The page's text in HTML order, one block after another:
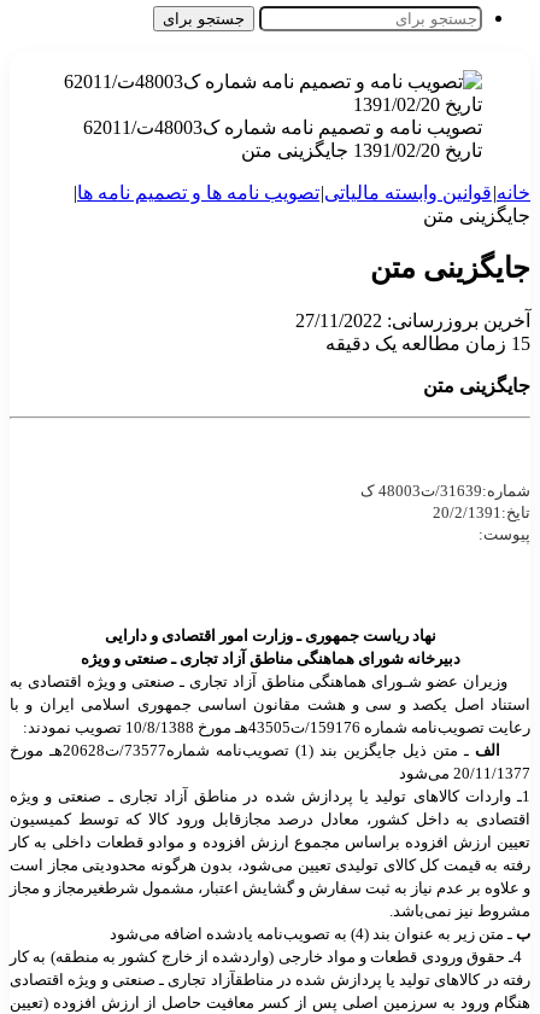
جستجو برای
تصویب نامه و تصمیم نامه شماره ک48003ت/62011
تاریخ 1391/02/20 جایگزینی متن
خانه|قوانین وابسته مالیاتی|تصویب نامه ها و تصمیم نامه ها|
جایگزینی متن
جایگزینی متن
آخرین بروزرسانی: 27/11/2022
15 زمان مطالعه یک دقیقه
جایگزینی متن
شماره:31639/ت48003 ک
تایخ:20/2/1391
پیوست:
نهاد ریاست جمهوری ـ وزارت امور اقتصادی و دارایی
دبیرخانه شورایهماهنگی مناطق آزاد تجاری ـ صنعتی و ویژه
وزیران عضو شـورای هماهنگی مناطق آزاد تجاری ـ صنعتی و ویژه اقتصادی به
استناد اصل یکصد و سی و هشت مقانون اساسی جمهوری اسلامی ایران و با
رعایت تصویبنامه شماره 159176/ت43505هـ مورخ 10/8/1388 تصویب نمودند :
الف ـ متن ذیل جایگزین بند (1) تصویب نامه شماره
73577/ت20628هـ مورخ
20/11/1377 می
شود
1ـ واردات کالاهای تولید یا پردازش
شده در مناطق آزاد تجاری ـ صنعتی و ویژه
اقتصادی به داخل کشور، معادل درصد مجازقابل ورود کالا که توسط کمیسیون
تعیین ارزش افزوده براساس مجموع ارزش افزوده و موادو قطعات داخلی به کار
رفته به قیمت کل کالای تولیدی تعیین میشود، بدون هرگونه محدودیتی مجاز است
و علاوه بر عدم نیاز به ثبت سفارش و گشایش اعتبار، مشمول شرطغیرمجاز و مجاز
مشروط نیز نمیباشد
ب ـ متن زیر به عنوان بند (4) به تصویبنامه یادشده اضافه میشود
4ـ حقوق ورودی قطعات و مواد خارجی (وارد
شده از خارج کشور به منطقه) به کار
رفته در کالاهای تولید یا پردازش شده در مناطقآزاد تجاری ـ صنعتی و ویژه اقتصادی
هنگام ورود به سرزمین اصلی پس از کسر معافیت حاصل از ارزش افزوده (تعیین